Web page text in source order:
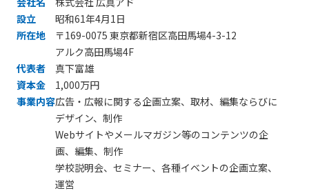
設立
昭和61年4月1日
所在地
〒169-0075 東京都新宿区高田馬場4-3-12
アルク高田馬場4F
代表者
真下富雄
資本金
1,000万円
事業内容広告・広報に関する企画立案、取材、編集ならびに
デザイン、制作
Webサイトやメールマガジン等のコンテンツの企
画、編集、制作
学校説明会、セミナー、各種イベントの企画立案、
運営